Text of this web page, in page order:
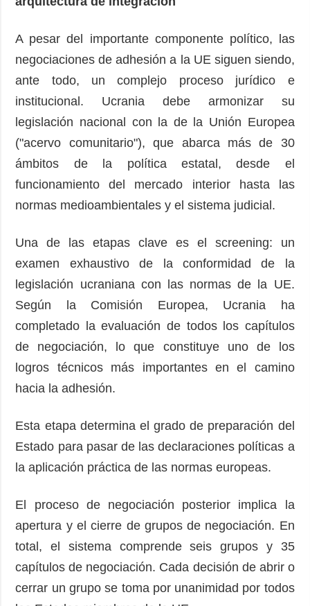
A pesar del importante componente político, las
negociaciones de adhesión a la UE siguen siendo,
ante todo, un complejo proceso jurídico e
institucional. Ucrania debe armonizar su
legislación nacional con la de la Unión Europea
("acervo comunitario"), que abarca más de 30
ámbitos de la política estatal, desde el
funcionamiento del mercado interior hasta las
normas medioambientales y el sistema judicial.
Una de las etapas clave es el screening: un
examen exhaustivo de la conformidad de la
legislación ucraniana con las normas de la UE.
Según la Comisión Europea, Ucrania ha
completado la evaluación de todos los capítulos
de negociación, lo que constituye uno de los
logros técnicos más importantes en el camino
hacia la adhesión.
Esta etapa determina el grado de preparación del
Estado para pasar de las declaraciones políticas a
la aplicación práctica de las normas europeas.
El proceso de negociación posterior implica la
apertura y el cierre de grupos de negociación. En
total, el sistema comprende seis grupos y 35
capítulos de negociación. Cada decisión de abrir o
cerrar un grupo se toma por unanimidad por todos